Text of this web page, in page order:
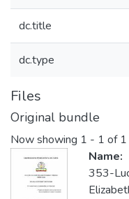
dc.title
dc.type
Files
Original bundle
Now showing 1 - 1 of 1
Name:
353-